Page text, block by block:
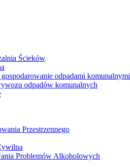
Ścieków
gospodarowanie odpadami komunalnymi
odpadów komunalnych
Przestrzennego
Problemów Alkoholowych